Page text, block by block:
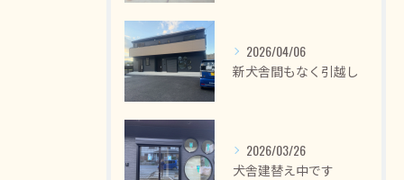
2026/04/06
新犬舎間もなく引越し
2026/03/26
犬舎建替え中です